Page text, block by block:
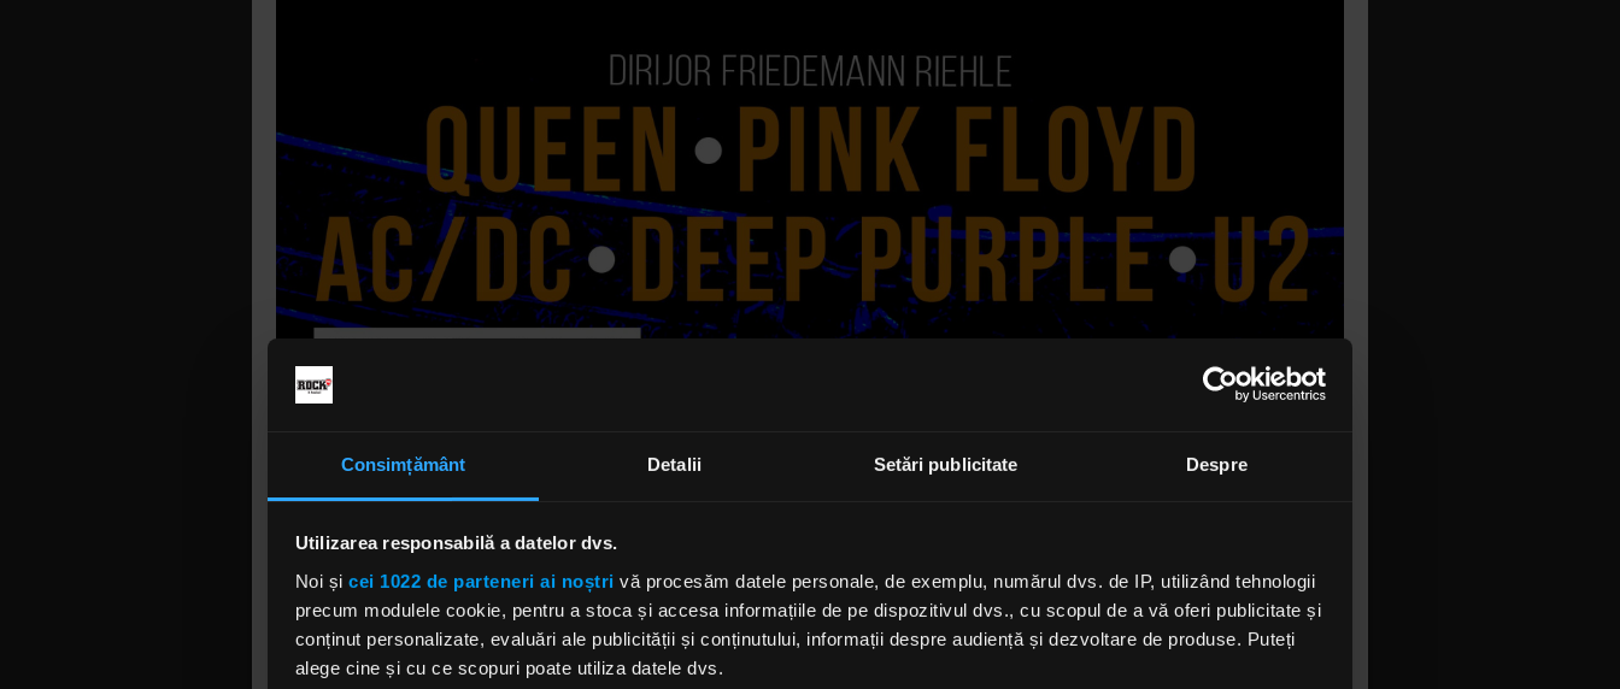
Consimțământ Detalii Setări publicitate Despre
Utilizarea responsabilă a datelor dvs.
Noi și cei 1022 de parteneri ai noștri vă procesăm datele personale, de exemplu, numărul dvs. de IP, utilizând tehnologii
precum modulele cookie, pentru a stoca și accesa informațiile de pe dispozitivul dvs., cu scopul de a vă oferi publicitate și
conținut personalizate, evaluări ale publicității și conținutului, informații despre audiență și dezvoltare de produse. Puteți
alege cine și cu ce scopuri poate utiliza datele dvs.